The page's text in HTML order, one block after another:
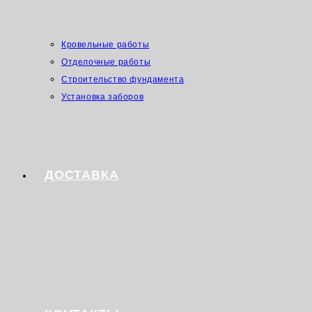
Кровельные работы
Отделочные работы
Строительство фундамента
Установка заборов
ДОСТАВКА